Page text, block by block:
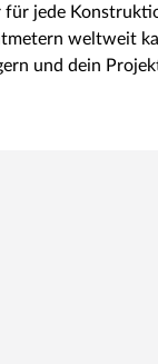
jede
weltweit
und dein